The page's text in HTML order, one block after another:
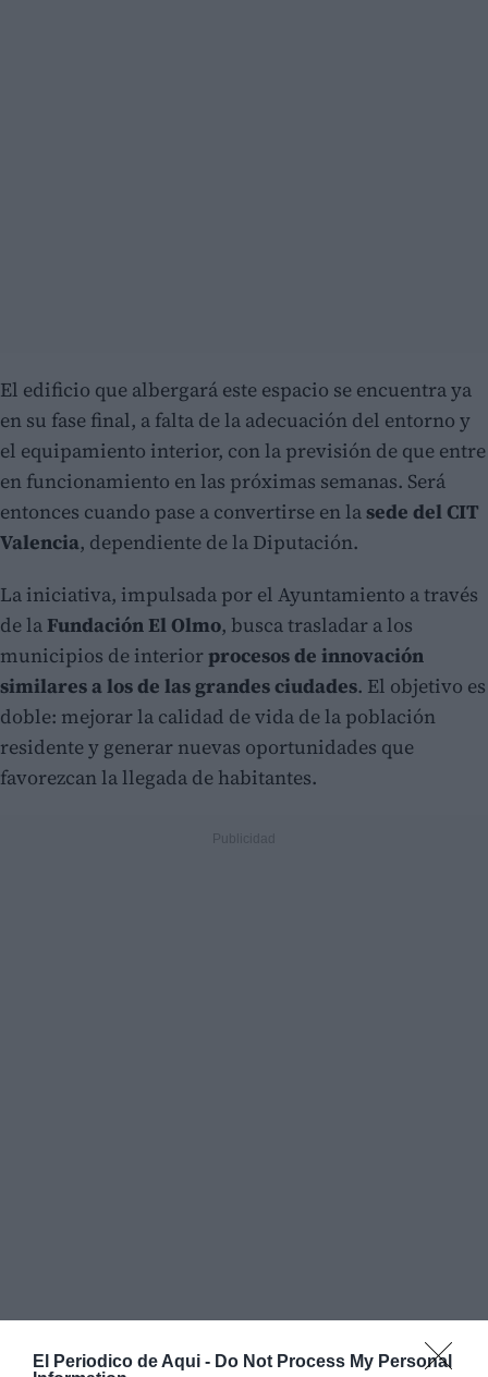
El Periodico de Aqui - Do Not Process My Personal
El edificio que albergará este espacio se encuentra ya
en su fase final, a falta de la adecuación del entorno y
el equipamiento interior, con la previsión de que entre
en funcionamiento en las próximas semanas. Será
entonces cuando pase a convertirse en lasede del CIT
Valencia, dependiente de la Diputación.
La iniciativa, impulsada por el Ayuntamiento a través
de laFundación El Olmo, busca trasladar a los
municipios de interiorprocesos de innovación
similares a los de las grandes ciudades. El objetivo es
doble: mejorar la calidad de vida de la población
residente y generar nuevas oportunidades que
favorezcan la llegada de habitantes.